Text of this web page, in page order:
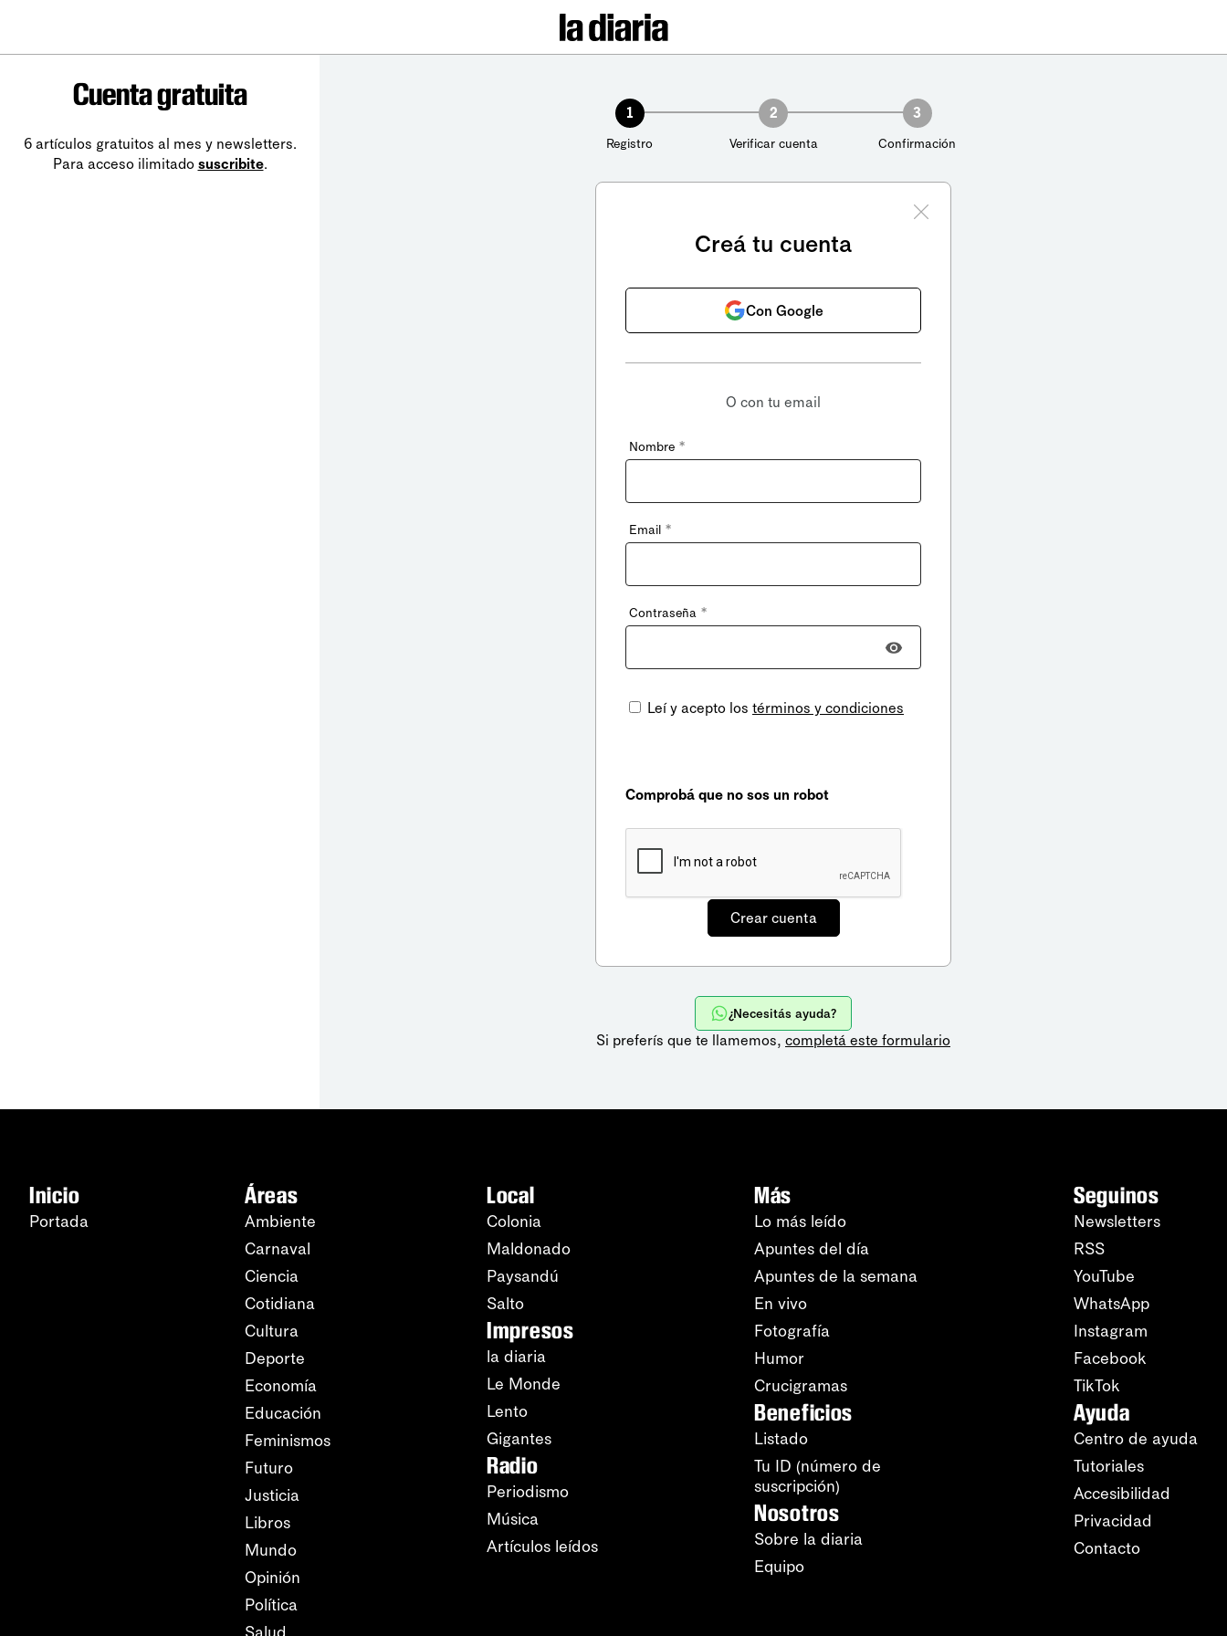
Cuenta gratuita
6 artículos gratuitos al mes y newsletters.
Para acceso ilimitado suscribite.
1
Registro
2
Verificar cuenta
3
Confirmación
Creá tu cuenta
Con Google
O con tu email
Nombre *
Email *
Contraseña *
Leí y acepto los términos y condiciones
Comprobá que no sos un robot
¿Necesitás ayuda?
Si preferís que te llamemos, completá este formulario
Inicio
Portada
Áreas
Ambiente
Carnaval
Ciencia
Cotidiana
Cultura
Deporte
Economía
Educación
Feminismos
Futuro
Justicia
Libros
Mundo
Opinión
Política
Local
Colonia
Maldonado
Paysandú
Salto
Impresos
la diaria
Le Monde
Lento
Gigantes
Radio
Periodismo
Música
Artículos leídos
Más
Lo más leído
Apuntes del día
Apuntes de la semana
En vivo
Fotografía
Humor
Crucigramas
Beneficios
Listado
Tu ID (número de
suscripción)
Nosotros
Sobre la diaria
Equipo
Seguinos
Newsletters
RSS
YouTube
WhatsApp
Instagram
Facebook
TikTok
Ayuda
Centro de ayuda
Tutoriales
Accesibilidad
Privacidad
Contacto